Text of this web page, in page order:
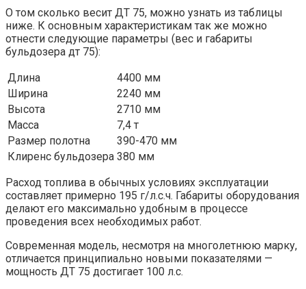
О том сколько весит ДТ 75, можно узнать из таблицы
ниже. К основным характеристикам так же можно
отнести следующие параметры (вес и габариты
бульдозера дт 75):
Длина
4400 мм
Ширина
2240 мм
Высота
2710 мм
Масса
7,4 т
Размер полотна
390-470 мм
Клиренс бульдозера 380 мм
Расход топлива в обычных условиях эксплуатации
составляет примерно 195 г/л.с.ч. Габариты оборудования
делают его максимально удобным в процессе
проведения всех необходимых работ.
Современная модель, несмотря на многолетнюю марку,
отличается принципиально новыми показателями —
мощность ДТ 75 достигает 100 л.с.